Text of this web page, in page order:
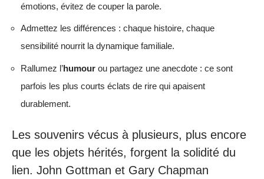
émotions, évitez de couper la parole.
Admettez les différences : chaque histoire, chaque
sensibilité nourrit la dynamique familiale.
Rallumez l’humour ou partagez une anecdote : ce sont
parfois les plus courts éclats de rire qui apaisent
durablement.
Les souvenirs vécus à plusieurs, plus encore
que les objets hérités, forgent la solidité du
lien. John Gottman et Gary Chapman